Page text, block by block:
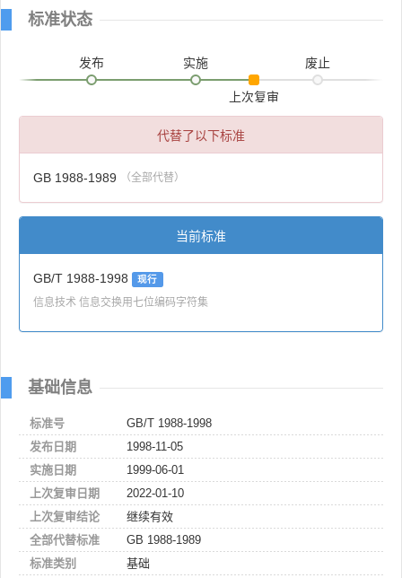
标准状态
发布 实施
上次复审
废止
代替了以下标准
GB 1988-1989 （全部代替）
当前标准
GB/T 1988-1998 现行
信息技术 信息交换用七位编码字符集
基础信息
标准号
GB/T 1988-1998
发布日期
1998-11-05
实施日期
1999-06-01
上次复审日期
2022-01-10
上次复审结论
继续有效
全部代替标准
GB 1988-1989
标准类别
基础